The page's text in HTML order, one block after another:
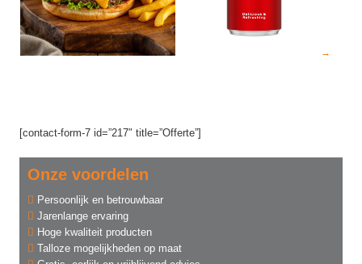
[contact-form-7 id=”217″ title=”Offerte”]
Onze voordelen
Persoonlijk en betrouwbaar
Jarenlange ervaring
Hoge kwaliteit producten
Talloze mogelijkheden op maat